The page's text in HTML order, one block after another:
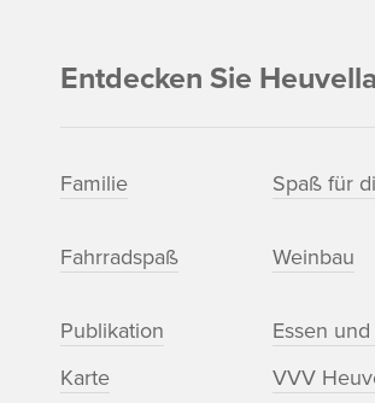
Entdecken Sie
Familie Spaß für
Fahrradspaß
Weinbau
Publikation
Essen
Karte
VVV